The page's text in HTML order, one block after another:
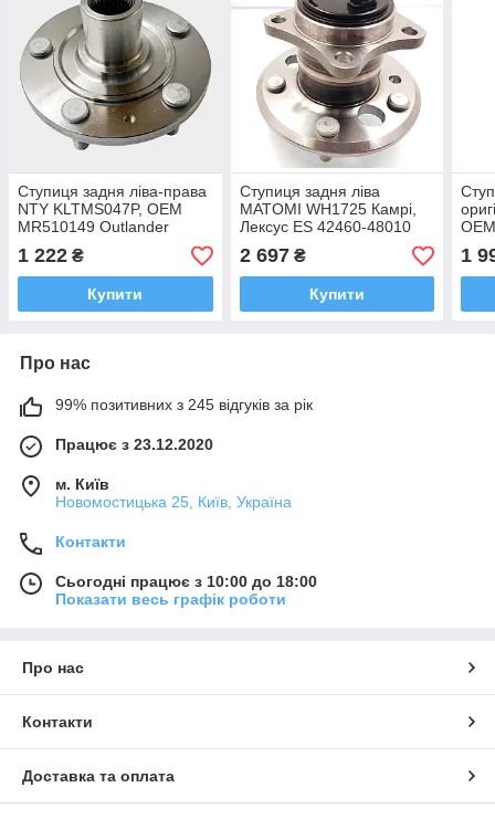
Ступиця задня ліва-права
NTY KLTMS047P, OEM
MR510149 Outlander
1 222 ₴
Купити
Ступиця задня ліва
MATOMI WH1725 Камрі,
Лексус ES 42460-48010
2 697₴
Купити
1
Про нас
99% позитивних з 245 відгуків за рік
Працює з 23.12.2020
м. Київ
Новомостицька 25, Київ, Україна
Контакти
Сьогодні працює з 10:00 до 18:00
Показати весь графік роботи
Про нас
Контакти
Доставка та оплата